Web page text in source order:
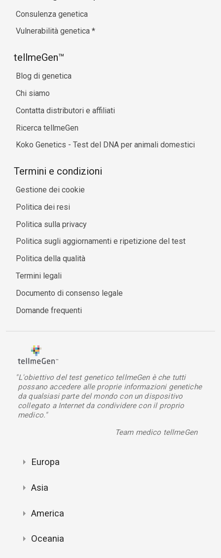
Consulenza genetica
Vulnerabilità genetica *
tellmeGen™
Blog di genetica
Chi siamo
Contatta distributori e affiliati
Ricerca tellmeGen
Koko Genetics - Test del DNA per animali domestici
Termini e condizioni
Gestione dei cookie
Politica dei resi
Politica sulla privacy
Politica sugli aggiornamenti e ripetizione del test
Politica della qualità
Termini legali
Documento di consenso legale
Domande frequenti
"L'obiettivo del test genetico tellmeGen è che tutti
possano accedere alle proprie informazioni genetiche
da qualsiasi parte del mondo con un dispositivo
collegato a Internet da condividere con il proprio
medico."
Team medico tellmeGen
Europa
Asia
America
Oceania